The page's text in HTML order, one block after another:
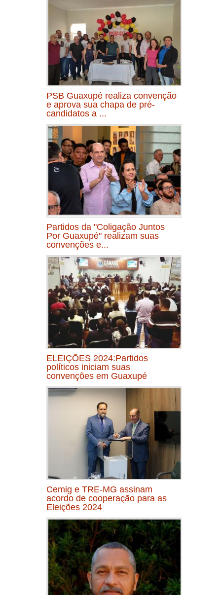
PSB Guaxupé realiza convenção
e aprova sua chapa de pré-
candidatos a ...
Partidos da "Coligação Juntos
Por Guaxupé" realizam suas
convenções e...
ELEIÇÕES 2024:Partidos
políticos iniciam suas
convenções em Guaxupé
Cemig e TRE-MG assinam
acordo de cooperação para as
Eleições 2024